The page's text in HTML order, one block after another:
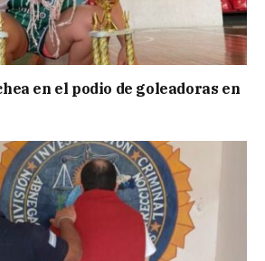
en el podio de goleadoras en